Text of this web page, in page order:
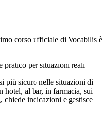
corso ufficiale di Vocabilis è
pratico per situazioni reali
più sicuro nelle situazioni di
hotel, al bar, in farmacia, sui
chiede indicazioni e gestisce